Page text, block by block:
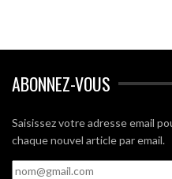
ABONNEZ-VOUS
Saisissez votre adresse email
chaque nouvel article par email.
nom@gmail.com